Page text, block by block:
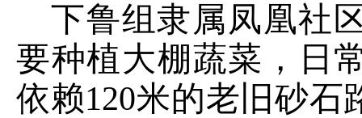
下鲁组隶属凤凰社
要种植大棚蔬菜，日
依赖120米的老旧砂石